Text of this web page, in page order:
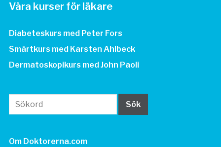
Våra kurser för läkare
Diabeteskurs med Peter Fors
Smärtkurs med Karsten Ahlbeck
Dermatoskopikurs med John Paoli
Om Doktorerna.com